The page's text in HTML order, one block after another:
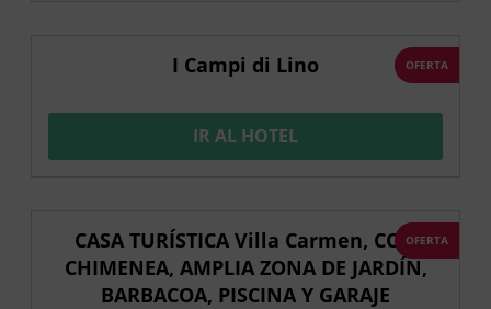
OFERTA
I Campi di Lino
IR AL HOTEL
OFERTA
CASA TURÍSTICA Villa Carmen, CON
CHIMENEA, AMPLIA ZONA DE JARDÍN,
BARBACOA, PISCINA Y GARAJE